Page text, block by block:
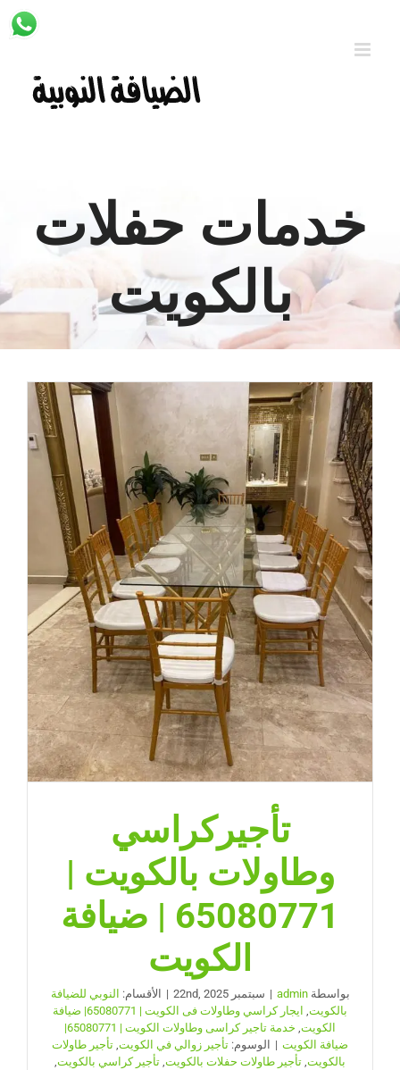
خدمات حفلات
بالكويت
تأجيركراسي
وطاولات بالكويت |
65080771 | ضيافة
الكويت
بواسطةadmin
| سبتمبر 22nd, 2025 | الأقسام: النوبي للضيافة
بالكويت
ايجار كراسي وطاولات فى الكويت | 65080771| ضيافة
الكويت
خدمة تاجير كراسى وطاولات الكويت | 65080771|
ضيافة الكويت | الوسوم: تأجير زوالي في الكويت تأجير طاولات
بالكويت تأجير طاولات حفلات بالكويت تأجير كراسي بالكويت